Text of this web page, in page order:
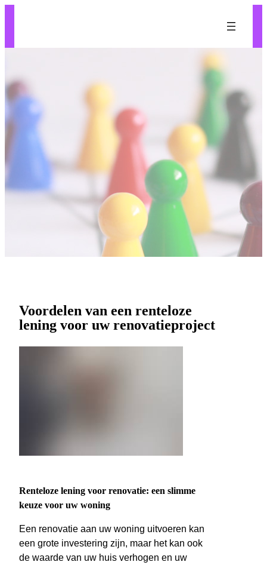
Voordelen van een renteloze
lening voor uw renovatieproject
Renteloze lening voor renovatie: een slimme
keuze voor uw woning
Een renovatie aan uw woning uitvoeren kan
een grote investering zijn, maar het kan ook
de waarde van uw huis verhogen en uw